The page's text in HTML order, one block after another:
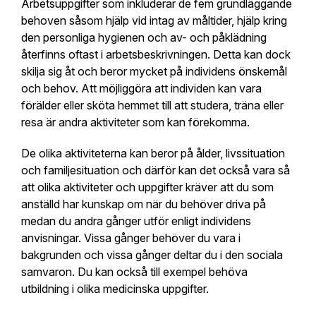
Arbetsuppgifter som inkluderar de fem grundläggande
behoven såsom hjälp vid intag av måltider, hjälp kring
den personliga hygienen och av- och påklädning
återfinns oftast i arbetsbeskrivningen. Detta kan dock
skilja sig åt och beror mycket på individens önskemål
och behov. Att möjliggöra att individen kan vara
förälder eller sköta hemmet till att studera, träna eller
resa är andra aktiviteter som kan förekomma.
De olika aktiviteterna kan beror på ålder, livssituation
och familjesituation och därför kan det också vara så
att olika aktiviteter och uppgifter kräver att du som
anställd har kunskap om när du behöver driva på
medan du andra gånger utför enligt individens
anvisningar. Vissa gånger behöver du vara i
bakgrunden och vissa gånger deltar du i den sociala
samvaron. Du kan också till exempel behöva
utbildning i olika medicinska uppgifter.